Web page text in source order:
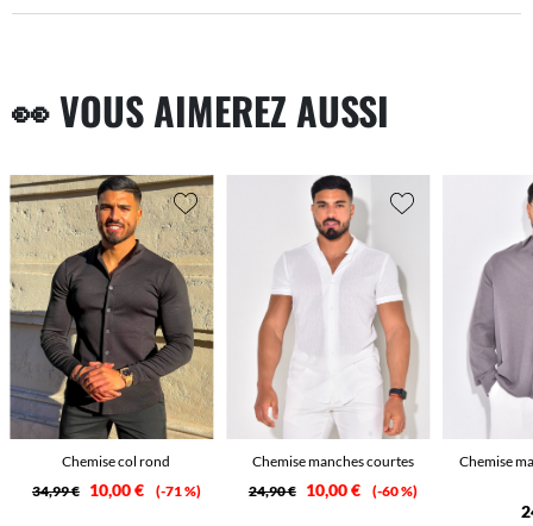
👀 VOUS AIMEREZ AUSSI
Chemise col rond
34,99 €
10,00 € -71 %
Chemise manches courtes
24,90 €
10,00 € -60 %
Chemise